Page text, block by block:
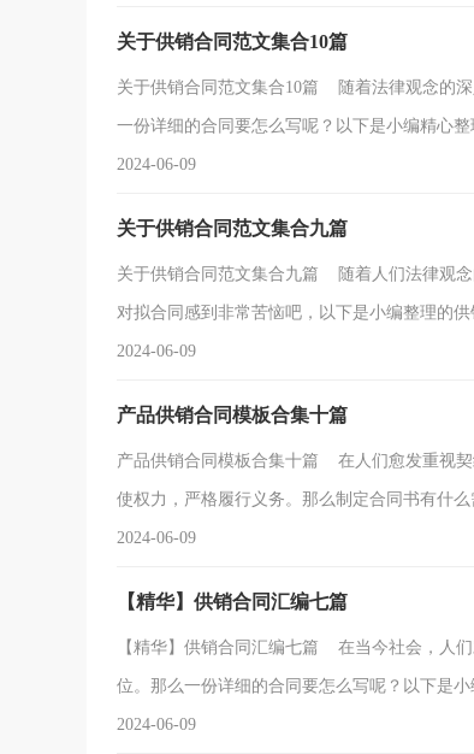
关于供销合同范文集合10篇
关于供销合同范文集合10篇 随着法律观念的
一份详细的合同要怎么写呢？以下是小编精心
2024-06-09
关于供销合同范文集合九篇
关于供销合同范文集合九篇 随着人们法律观
对拟合同感到非常苦恼吧，以下是小编整理的
2024-06-09
产品供销合同模板合集十篇
产品供销合同模板合集十篇 在人们愈发重视
使权力，严格履行义务。那么制定合同书有什
2024-06-09
【精华】供销合同汇编七篇
【精华】供销合同汇编七篇 在当今社会，人
位。那么一份详细的合同要怎么写呢？以下是
2024-06-09